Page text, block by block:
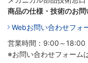
商品の仕様・技術のお問
Webお問い合わせフォ
営業時間：9:00～18:00
※お問い合わせフォーム